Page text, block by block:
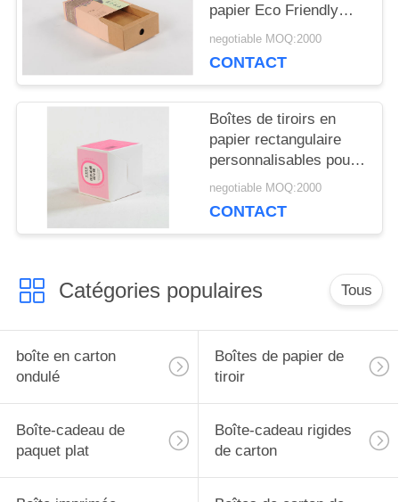
papier Eco Friendly
Arton Emballage
personnalisable
negotiable MOQ:2000
CONTACT
Boîtes de tiroirs en
papier rectangulaire
personnalisables pour
les produits de
cadeaux
negotiable MOQ:2000
CONTACT
Catégories populaires Tous
boîte en carton
ondulé
Boîtes de papier de
tiroir
Boîte-cadeau de
paquet plat
Boîte-cadeau rigides
de carton